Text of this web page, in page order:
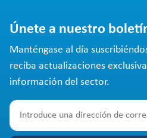
Únete a nuestro
Manténgase al día
reciba actualizaciones
información del sector.